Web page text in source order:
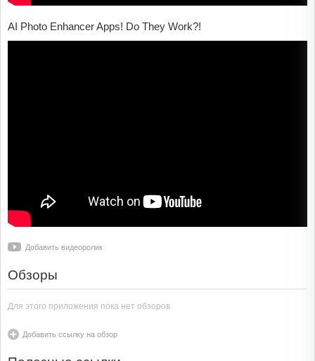
AI Photo Enhancer Apps! Do They Work?!
Добавить видеоролик
Обзоры
Для этого приложения пока нет обзоров
Добавить ссылку на обзор